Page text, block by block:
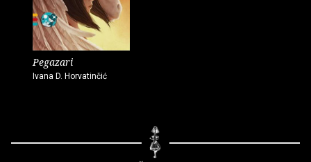
Pegazari
Ivana D. Horvatinčić